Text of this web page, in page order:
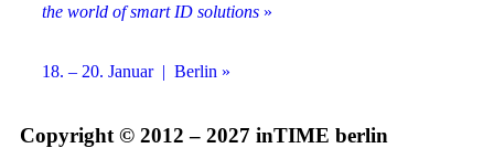
the world of smart ID solutions »
18. – 20. Januar | Berlin »
Copyright © 2012 – 2027 inTIME berlin